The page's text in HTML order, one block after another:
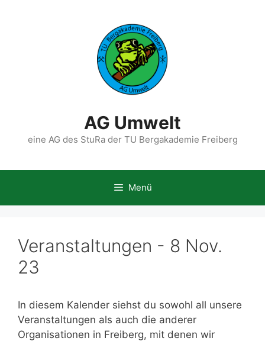
AG Umwelt
eine AG des StuRa der TU Bergakademie Freiberg
Menü
Veranstaltungen - 8 Nov.
23
In diesem Kalender siehst du sowohl all unsere
Veranstaltungen als auch die anderer
Organisationen in Freiberg, mit denen wir